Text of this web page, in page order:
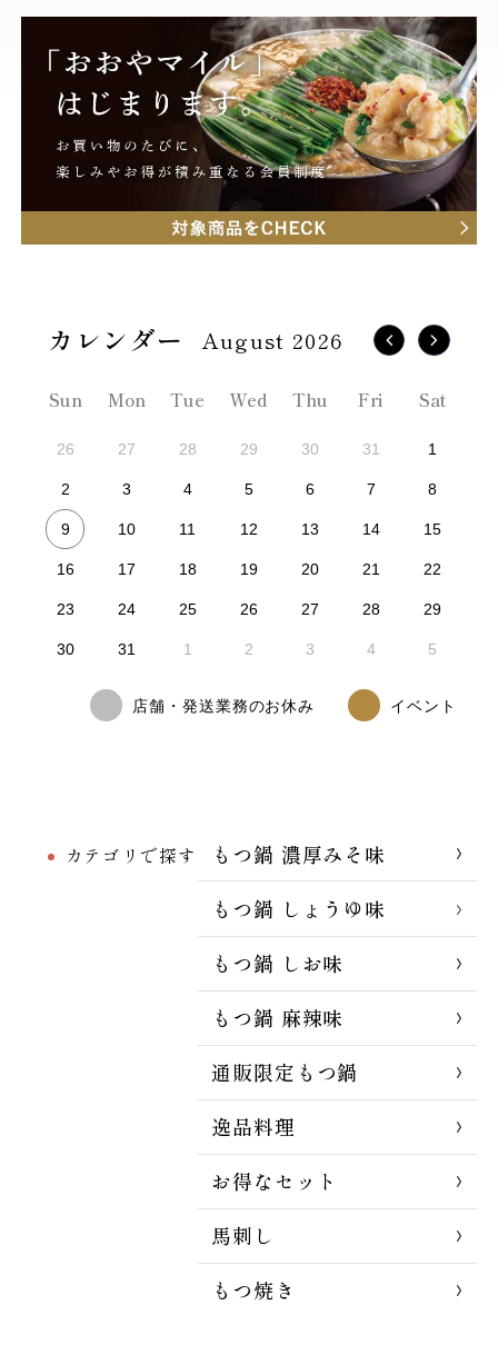
カテゴリで探す
もつ鍋 濃厚みそ味
もつ鍋 しょうゆ味
もつ鍋 しお味
もつ鍋 麻辣味
通販限定もつ鍋
逸品料理
お得なセット
馬刺し
もつ焼き
August 2026
Sun Mon Tue Wed Thu Fri Sat
26 27 28 29 30 31 1
2 3 4 5 6 7 8
9 10 11 12 13 14 15
16 17 18 19 20 21 22
23 24 25 26 27 28 29
30 31 1 2 3 4 5
店舗・発送業務のお休み イベント